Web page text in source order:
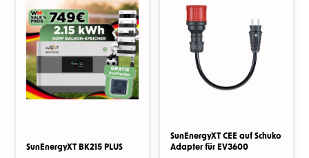
SunEnergyXT BK215 PLUS
SunEnergyXT CEE auf Schuko
Adapter für EV3600